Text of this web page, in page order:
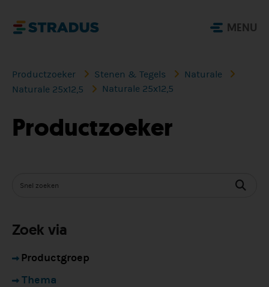
MENU
Productzoeker Stenen & Tegels
Naturale
Naturale 25x12,5
Naturale 25x12,5
Productzoeker
Zoek via
Productgroep
Thema